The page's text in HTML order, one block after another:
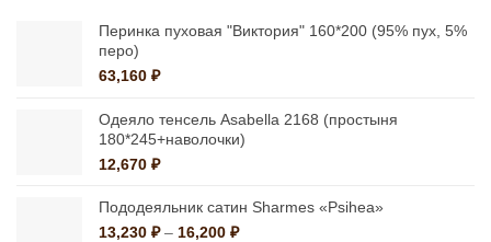
Перинка пуховая "Виктория" 160*200 (95% пух, 5%
перо)
63,160 ₽
Одеяло тенсель Asabella 2168 (простыня
180*245+наволочки)
12,670 ₽
Пододеяльник сатин Sharmes «Psihea»
13,230 ₽ – 16,200 ₽Диапазон